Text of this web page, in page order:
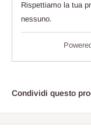
Rispettiamo la tua
nessuno.
Condividi questo